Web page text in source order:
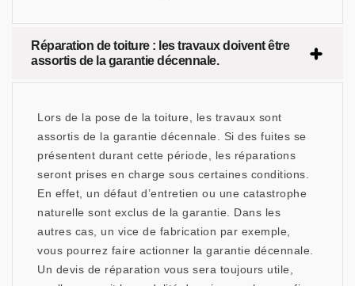
Réparation de toiture : les travaux doivent être
assortis de la garantie décennale.
Lors de la pose de la toiture, les travaux sont
assortis de la garantie décennale. Si des fuites se
présentent durant cette période, les réparations
seront prises en charge sous certaines conditions.
En effet, un défaut d’entretien ou une catastrophe
naturelle sont exclus de la garantie. Dans les
autres cas, un vice de fabrication par exemple,
vous pourrez faire actionner la garantie décennale.
Un devis de réparation vous sera toujours utile,